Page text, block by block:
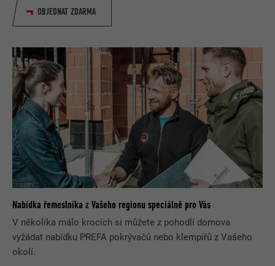
OBJEDNAT ZDARMA
Nabídka řemeslníka z Vašeho regionu speciálně pro Vás
V několika málo krocích si můžete z pohodlí domova
vyžádat nabídku PREFA pokrývačů nebo klempířů z Vašeho
okolí.